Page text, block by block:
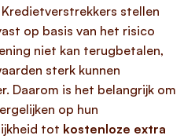
stellen
op basis van het risico
niet kan terugbetalen,
sterk kunnen
Daarom is het belangrijk om
op hun
tot kostenloze extra